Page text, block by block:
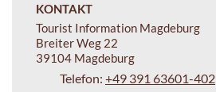
KONTAKT
Tourist Information Magdeburg
Breiter Weg 22
39104 Magdeburg
Telefon: +49 391 63601-402